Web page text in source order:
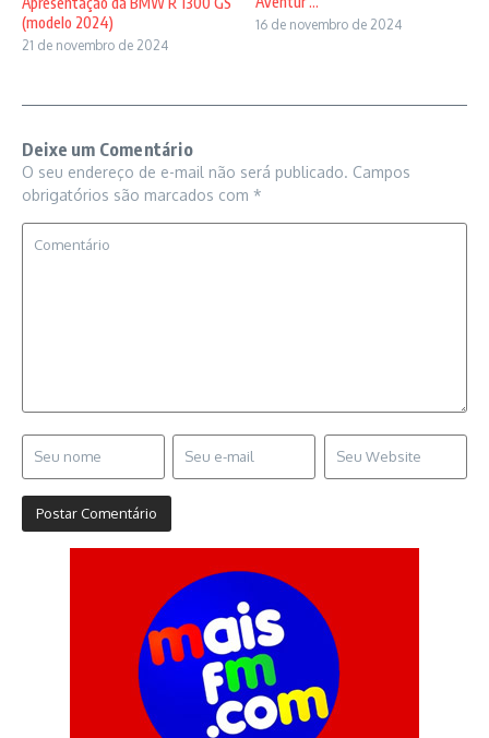
(modelo 2024)
21 de novembro de 2024
16 de novembro de 2024
Deixe um Comentário
O seu endereço de e-mail não será publicado. Campos
obrigatórios são marcados com *